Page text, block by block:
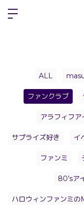
ALL
ファンクラブ
アラフィフア
サプライズ好き イ
ファンミ
80’sア
ハロウィンファンミの